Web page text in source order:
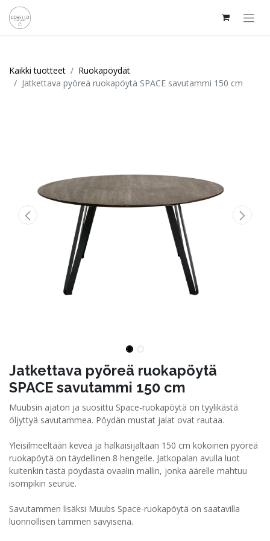
Kaikki tuotteet
Ruokapöydät
Jatkettava pyöreä ruokapöytä SPACE savutammi 150 cm
Jatkettava pyöreä ruokapöytä
SPACE savutammi 150 cm
Muubsin ajaton ja suosittu Space-ruokapöytä on tyylikästä
öljyttyä savutammea. Pöydän mustat jalat ovat rautaa.
Yleisilmeeltään keveä ja halkaisijaltaan 150 cm kokoinen pyöreä
ruokapöytä on täydellinen 8 hengelle. Jatkopalan avulla luot
kuitenkin tästä pöydästä ovaalin mallin, jonka äärelle mahtuu
isompikin seurue.
Savutammen lisäksi Muubs Space-ruokapöytä on saatavilla
luonnollisen tammen sävyisenä.